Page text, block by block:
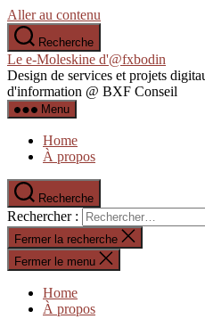
Aller au contenu
Recherche
Le e-Moleskine d'@fxbodin
Design de services et projets
d'information @ BXF Conseil
Menu
Home
À propos
Recherche
Rechercher :
Fermer la recherche
Fermer le menu
Home
À propos